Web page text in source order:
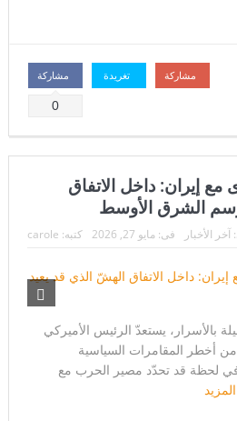
ما بعد الحرب العالمية الثانية… ثورة
لاندو نوريس ينهي انتظاراً دام ٨ أشهر… ويُعيد مكلارين إلى منصة
مشاركة
0
تغريدة مشاركة
إيران: داخل الاتفاق
الشرق الأوسط
كتبه: carole فى:مايو 27, 2026 آخر الأخبار
بالأسرار، يستعدّ الرئيس الأميركي
أخطر المقامرات السياسية
في لحظة قد تحدّد مصير الحرب مع